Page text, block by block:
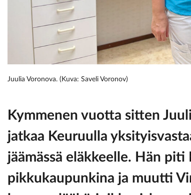
Juulia Voronova. (Kuva: Saveli Voronov)
Kymmenen vuotta sitten
jatkaa Keuruulla
jäämässä eläkkeelle. Hän
pikkukaupunkina ja muutti